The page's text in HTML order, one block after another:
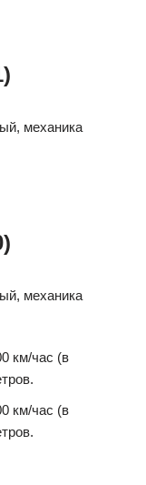
механика
механика
км/час (в
км/час (в